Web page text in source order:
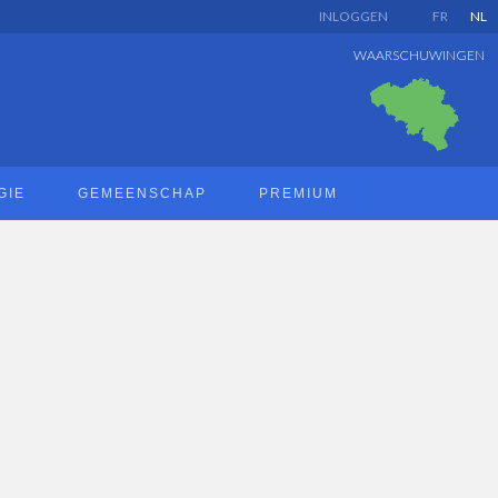
FR NL
INLOGGEN
WAARSCHUWINGEN
GEMEENSCHAP PREMIUM